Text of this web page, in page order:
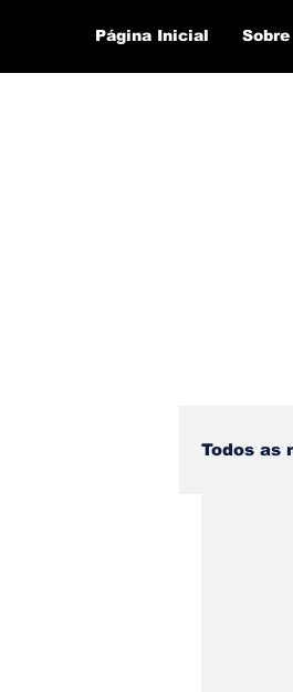
Página Inicial Sobre
Todos as